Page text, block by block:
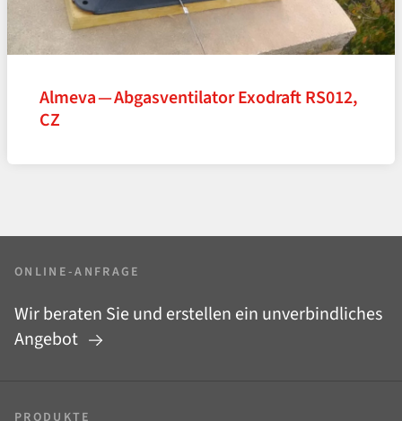
Almeva — Abgasventilator Exodraft RS012,
CZ
ONLINE-ANFRAGE
Wir beraten Sie und erstellen ein unverbindliches
Angebot
PRODUKTE